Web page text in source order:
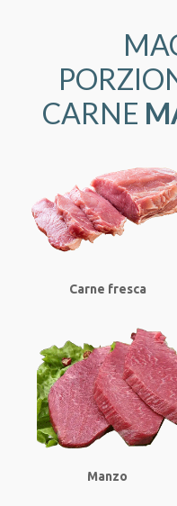
CARNE
Carne fresca
Manzo